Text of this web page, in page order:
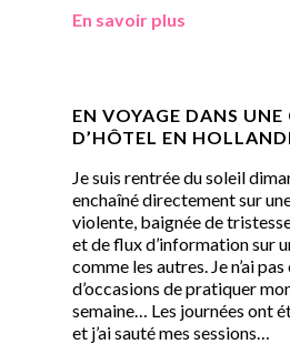
En savoir plus
EN VOYAGE DANS UNE
D’HÔTEL EN
Je suis rentrée du soleil
enchaîné directement sur
violente, baignée de
et de flux d’information sur
comme les autres. Je n’ai
d’occasions de pratiquer
semaine… Les journées ont
et j’ai sauté mes sessions…